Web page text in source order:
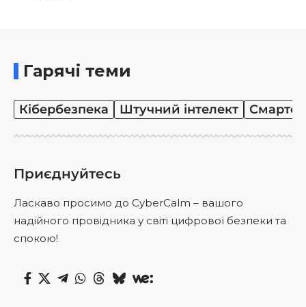
Гарячі теми
Кібербезпека Штучний інтелект
Приєднуйтесь
Ласкаво просимо до CyberCalm – вашого
надійного провідника у світі цифрової безпеки та
спокою!